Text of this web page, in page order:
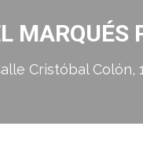
MARQUÉS
Cristóbal Colón,